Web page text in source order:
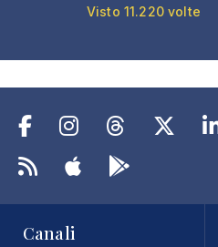
Visto 11.220 volte
Canali